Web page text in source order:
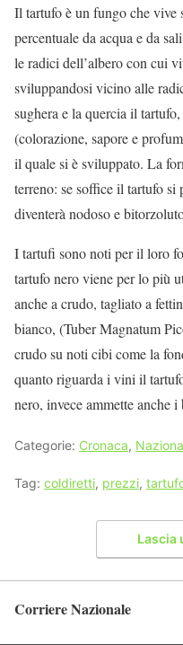
Il tartufo è un fungo che vive
percentuale da acqua e da
le radici dell’albero con cui
sviluppandosi vicino alle
sughera e la quercia il
(colorazione, sapore e
il quale si è sviluppato. La
terreno: se soffice il tartufo si
diventerà nodoso e
I tartufi sono noti per il loro
tartufo nero viene per lo più
anche a crudo, tagliato a
bianco, (Tuber Magnatum
crudo su noti cibi come la
quanto riguarda i vini il
nero, invece ammette anche i
Categorie: Cronaca,
Tag: coldiretti, prezzi,
Lascia
Corriere Nazionale